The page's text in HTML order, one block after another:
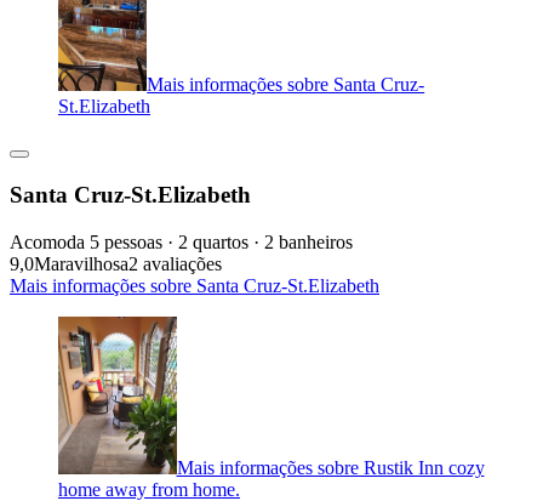
Mais informações sobre Santa Cruz-
St.Elizabeth
Santa Cruz-St.Elizabeth
Acomoda 5 pessoas · 2 quartos · 2 banheiros
9,0Maravilhosa2 avaliações
Mais informações sobre Santa Cruz-St.Elizabeth
Mais informações sobre Rustik Inn cozy
home away from home.